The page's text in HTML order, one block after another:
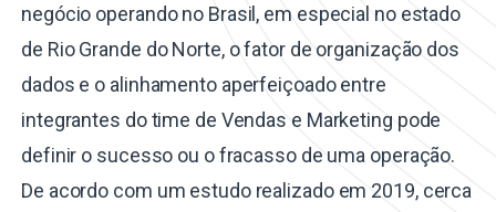
negócio operando no Brasil, em especial no estado
de Rio Grande do Norte, o fator de organização dos
dados e o alinhamento aperfeiçoado entre
integrantes do time de Vendas e Marketing pode
definir o sucesso ou o fracasso de uma operação.
De acordo com um estudo realizado em 2019, cerca